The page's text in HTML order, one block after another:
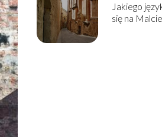
Jakiego
się na